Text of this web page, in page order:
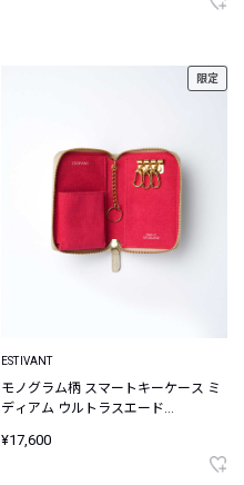
限定
ESTIVANT
モノグラム柄 スマートキーケース ミ
ディアム ウルトラスエード
¥17,600